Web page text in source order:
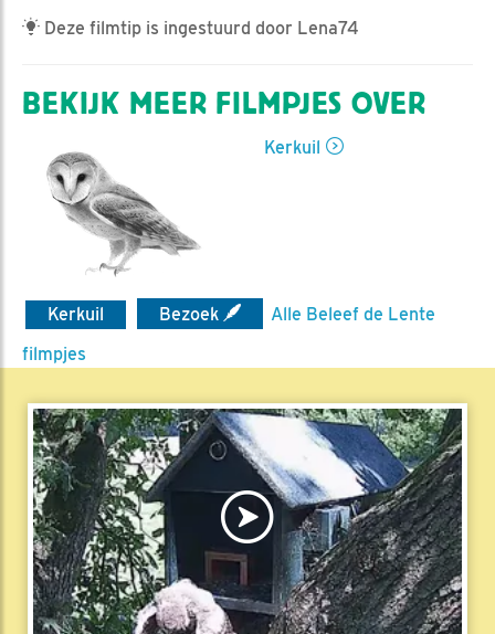
Deze filmtip is ingestuurd door Lena74
BEKIJK MEER FILMPJES OVER
Kerkuil
Kerkuil Bezoek
Alle Beleef de Lente
filmpjes